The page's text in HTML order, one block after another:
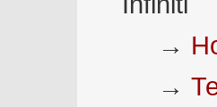
→
→